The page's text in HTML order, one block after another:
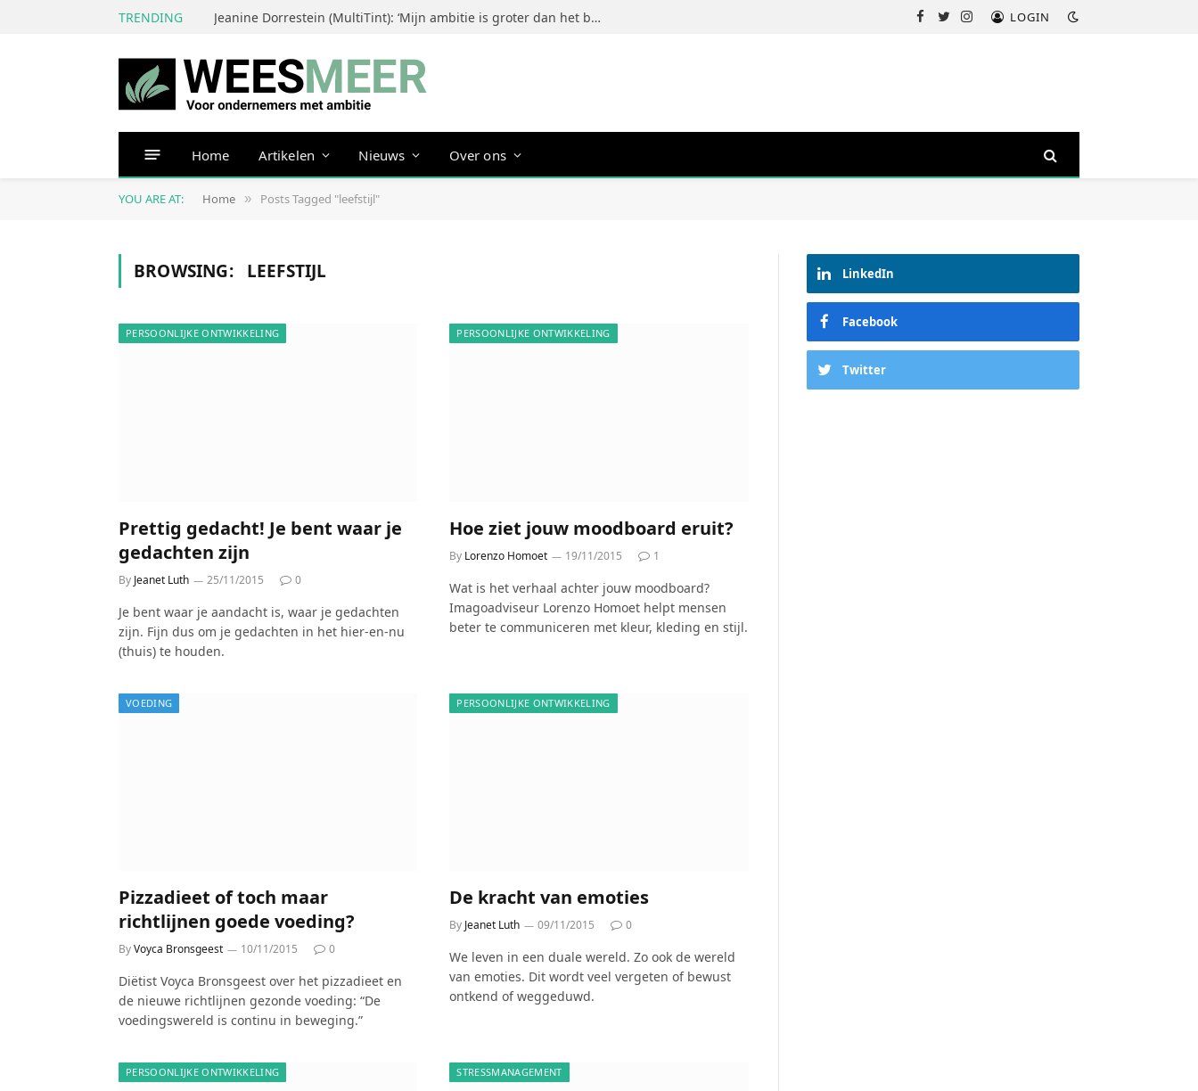
TRENDING Jeanine Dorrestein (MultiTint): ‘Mijn ambitie is groter dan het bouwen van een succesvol merk’ Facebook
TwitterInstagramLOGIN
Home Artikelen Nieuws Over ons
YOU ARE AT: Home » Posts Tagged "leefstijl"
BROWSING: LEEFSTIJL
PERSOONLIJKE ONTWIKKELING
Prettig gedacht! Je bent waar je
gedachten zijn
By Jeanet Luth 25/11/2015 0
Je bent waar je aandacht is, waar je gedachten
zijn. Fijn dus om je gedachten in het hier-en-nu
(thuis) te houden.
PERSOONLIJKE ONTWIKKELING
Hoe ziet jouw moodboard eruit?
By Lorenzo Homoet 19/11/2015 1
Wat is het verhaal achter jouw moodboard?
Imagoadviseur Lorenzo Homoet helpt mensen
beter te communiceren met kleur, kleding en stijl.
VOEDING
Pizzadieet of toch maar
richtlijnen goede voeding?
ByVoyca Bronsgeest 10/11/2015 0
Diëtist Voyca Bronsgeest over het pizzadieet en
de nieuwe richtlijnen gezonde voeding: “De
voedingswereld is continu in beweging.”
PERSOONLIJKE ONTWIKKELING
De kracht van emoties
By Jeanet Luth 09/11/2015 0
We leven in een duale wereld. Zo ook de wereld
van emoties. Dit wordt veel vergeten of bewust
ontkend of weggeduwd.
PERSOONLIJKE ONTWIKKELING STRESSMANAGEMENT
LinkedIn
Facebook
Twitter